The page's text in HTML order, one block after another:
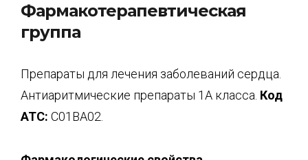
Фармакотерапевтическая
группа
Препараты для лечения заболеваний сердца.
Антиаритмические препараты 1А класса. Код
АТС: С01ВА02.